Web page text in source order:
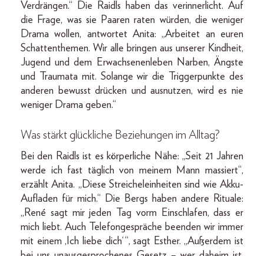
Verdrängen.“ Die Raidls haben das verinnerlicht. Auf
die Frage, was sie Paaren raten würden, die weniger
Drama wollen, antwortet Anita: „Arbeitet an euren
Schattenthemen. Wir alle bringen aus unserer Kindheit,
Jugend und dem Erwachsenenleben Narben, Ängste
und Traumata mit. Solange wir die Triggerpunkte des
anderen bewusst drücken und ausnutzen, wird es nie
weniger Drama geben.“
Was stärkt glückliche Beziehungen im Alltag?
Bei den Raidls ist es körperliche Nähe: „Seit 21 Jahren
werde ich fast täglich von meinem Mann massiert“,
erzählt Anita. „Diese Streicheleinheiten sind wie Akku-
Aufladen für mich.“ Die Bergs haben andere Rituale:
„René sagt mir jeden Tag vorm Einschlafen, dass er
mich liebt. Auch Telefongespräche beenden wir immer
mit einem ‚Ich liebe dich‘ “, sagt Esther. „Außerdem ist